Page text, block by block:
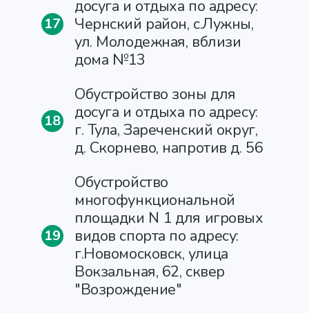
17
досуга и отдыха по адресу:
Чернский район, с.Лужны,
ул. Молодежная, вблизи
дома №13
18
Обустройство зоны для
досуга и отдыха по адресу:
г. Тула, Зареченский округ,
д. Скорнево, напротив д. 56
19
Обустройство
многофункциональной
площадки N 1 для игровых
видов спорта по адресу:
г.Новомосковск, улица
Вокзальная, 62, сквер
"Возрождение"